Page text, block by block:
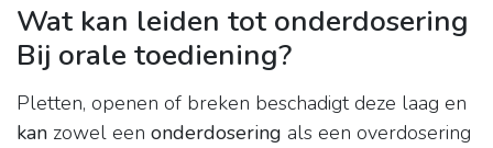
Wat kan leiden tot onderdosering
Bij orale toediening?
Pletten, openen of breken beschadigt deze laag en
kan zowel een onderdosering als een overdosering